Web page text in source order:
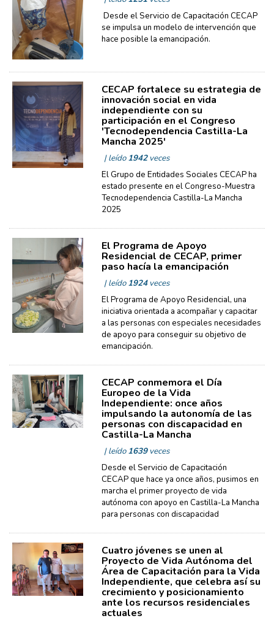
Desde el Servicio de Capacitación CECAP
se impulsa un modelo de intervención que
hace posible la emancipación.
CECAP fortalece su estrategia de
innovación social en vida
independiente con su
participación en el Congreso
'Tecnodependencia Castilla-La
Mancha 2025'
| leído1942veces
El Grupo de Entidades Sociales CECAP ha
estado presente en el Congreso-Muestra
Tecnodependencia Castilla-La Mancha
2025
El Programa de Apoyo
Residencial de CECAP, primer
paso hacía la emancipación
| leído1924veces
El Programa de Apoyo Residencial, una
iniciativa orientada a acompañar y capacitar
a las personas con especiales necesidades
de apoyo para conseguir su objetivo de
emancipación.
CECAP conmemora el Día
Europeo de la Vida
Independiente: once años
impulsando la autonomía de las
personas con discapacidad en
Castilla-La Mancha
| leído1639veces
Desde el Servicio de Capacitación
CECAP que hace ya once años, pusimos en
marcha el primer proyecto de vida
autónoma con apoyo en Castilla-La Mancha
para personas con discapacidad
Cuatro jóvenes se unen al
Proyecto de Vida Autónoma del
Área de Capacitación para la Vida
Independiente, que celebra así su
crecimiento y posicionamiento
ante los recursos residenciales
actuales